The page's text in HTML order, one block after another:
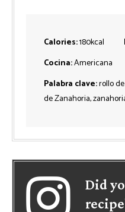
Calories:180kcal
Cocina:Americana
Palabra clave:rollo
de Zanahoria,
Did